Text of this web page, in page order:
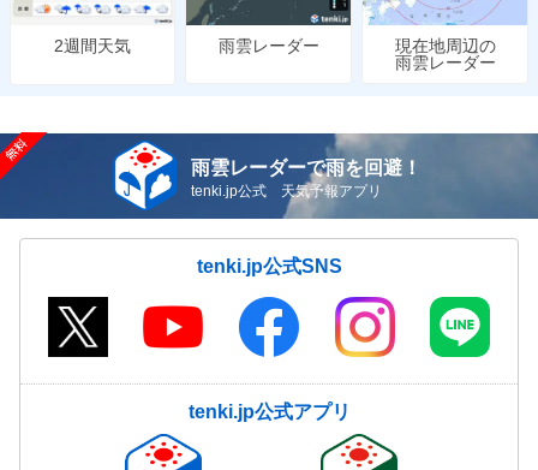
2週間天気 雨雲レーダー
現在地周辺の
雨雲レーダー
雨雲レーダーで雨を回避！
tenki.jp公式 天気予報アプリ
tenki.jp公式SNS
tenki.jp公式アプリ